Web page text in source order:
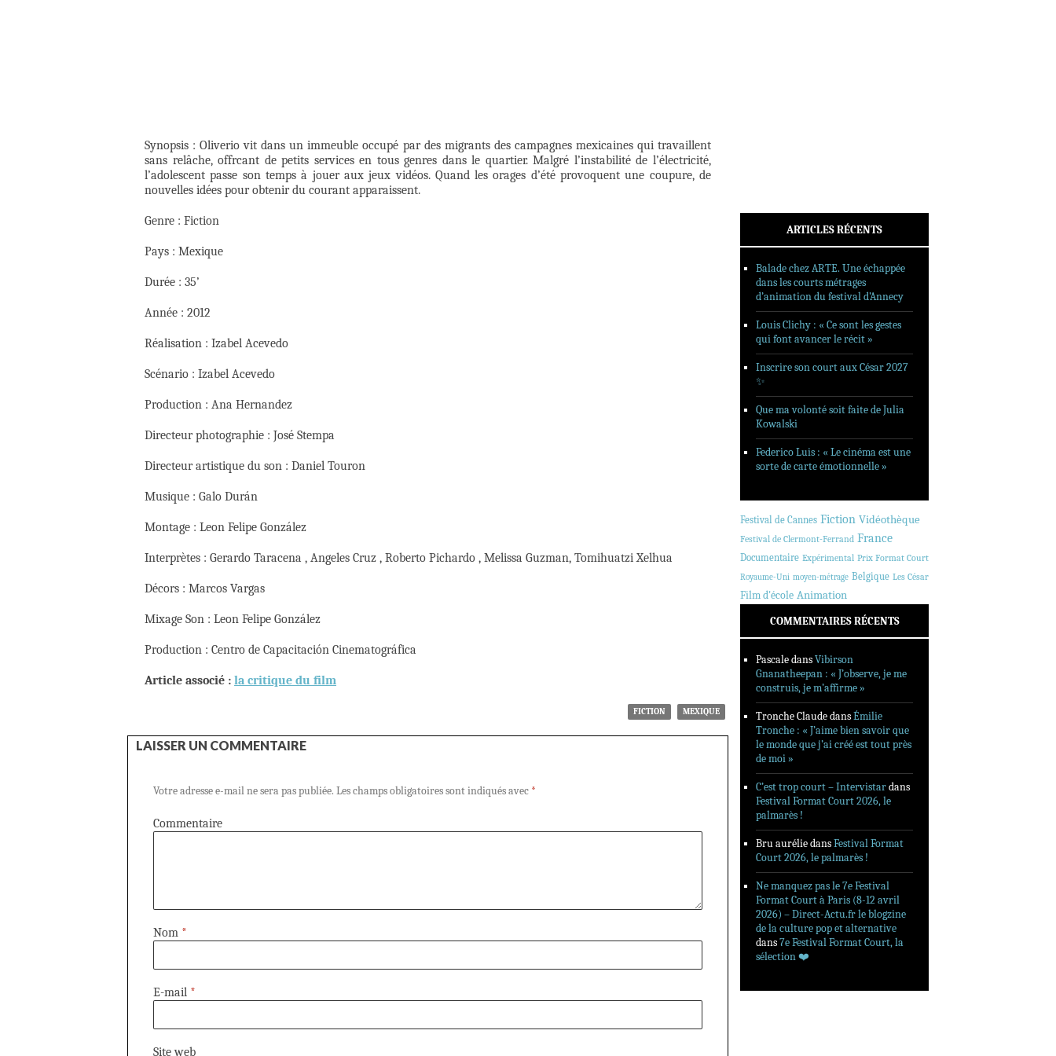
Synopsis : Oliverio vit dans un immeuble occupé par des migrants des campagnes mexicaines qui travaillent
sans relâche, offrcant de petits services en tous genres dans le quartier. Malgré l’instabilité de l’électricité,
l’adolescent passe son temps à jouer aux jeux vidéos. Quand les orages d’été provoquent une coupure, de
nouvelles idées pour obtenir du courant apparaissent.
Genre : Fiction
Pays : Mexique
Durée : 35’
Année : 2012
Réalisation : Izabel Acevedo
Scénario : Izabel Acevedo
Production : Ana Hernandez
Directeur photographie : José Stempa
Directeur artistique du son : Daniel Touron
Musique : Galo Durán
Montage : Leon Felipe González
Interprètes : Gerardo Taracena , Angeles Cruz , Roberto Pichardo , Melissa Guzman, Tomihuatzi Xelhua
Décors : Marcos Vargas
Mixage Son : Leon Felipe González
Production : Centro de Capacitación Cinematográfica
Article associé : la critique du film
FICTION MEXIQUE
LAISSER UN COMMENTAIRE
Votre adresse e-mail ne sera pas publiée. Les champs obligatoires sont indiqués avec *
Commentaire
Nom *
E-mail *
Site web
ARTICLES RÉCENTS
Balade chez ARTE. Une échappée
dans les courts métrages
d’animation du festival d’Annecy
Louis Clichy : « Ce sont les gestes
qui font avancer le récit »
Inscrire son court aux César 2027
✨
Que ma volonté soit faite de Julia
Kowalski
Federico Luis : « Le cinéma est une
sorte de carte émotionnelle »
Festival de Cannes Fiction Vidéothèque
Festival de Clermont-Ferrand France
Documentaire Expérimental Prix Format Court
Royaume-Uni moyen-métrage Belgique Les César
Film d'école Animation
COMMENTAIRES RÉCENTS
PascaledansVibirson
Gnanatheepan : « J’observe, je me
construis, je m’affirme »
Tronche ClaudedansÉmilie
Tronche : « J’aime bien savoir que
le monde que j’ai créé est tout près
de moi »
C’est trop court – Intervistardans
Festival Format Court 2026, le
palmarès !
Bru auréliedansFestival Format
Court 2026, le palmarès !
Ne manquez pas le 7e Festival
Format Court à Paris (8-12 avril
2026) – Direct-Actu.fr le blogzine
de la culture pop et alternative
dans7e Festival Format Court, la
sélection ❤️‍